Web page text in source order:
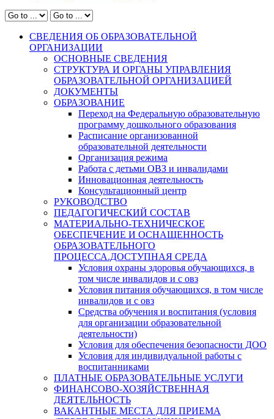
СВЕДЕНИЯ ОБ ОБРАЗОВАТЕЛЬНОЙ
ОРГАНИЗАЦИИ
ОСНОВНЫЕ СВЕДЕНИЯ
СТРУКТУРА И ОРГАНЫ УПРАВЛЕНИЯ
ОБРАЗОВАТЕЛЬНОЙ ОРГАНИЗАЦИЕЙ
ДОКУМЕНТЫ
ОБРАЗОВАНИЕ
Переход на Федеральную образовательную
программу дошкольного образования
Расписание организованной
образовательной деятельности
Организация режима
Работа с детьми ОВЗ и инвалидами
Инновационная деятельность
Консультационный центр
РУКОВОДСТВО
ПЕДАГОГИЧЕСКИЙ СОСТАВ
МАТЕРИАЛЬНО-ТЕХНИЧЕСКОЕ
ОБЕСПЕЧЕНИЕ И ОСНАЩЕННОСТЬ
ОБРАЗОВАТЕЛЬНОГО
ПРОЦЕССА.ДОСТУПНАЯ СРЕДА
Условия охраны здоровья обучающихся, в
том числе инвалидов и с овз
Условия питания обучающихся, в том числе
инвалидов и с овз
Средства обучения и воспитания (условия
для организации образовательной
деятельности)
Условия для обеспечения безопасности ДОО
Условия для индивидуальной работы с
воспитанниками
ПЛАТНЫЕ ОБРАЗОВАТЕЛЬНЫЕ УСЛУГИ
ФИНАНСОВО-ХОЗЯЙСТВЕННАЯ
ДЕЯТЕЛЬНОСТЬ
ВАКАНТНЫЕ МЕСТА ДЛЯ ПРИЕМА